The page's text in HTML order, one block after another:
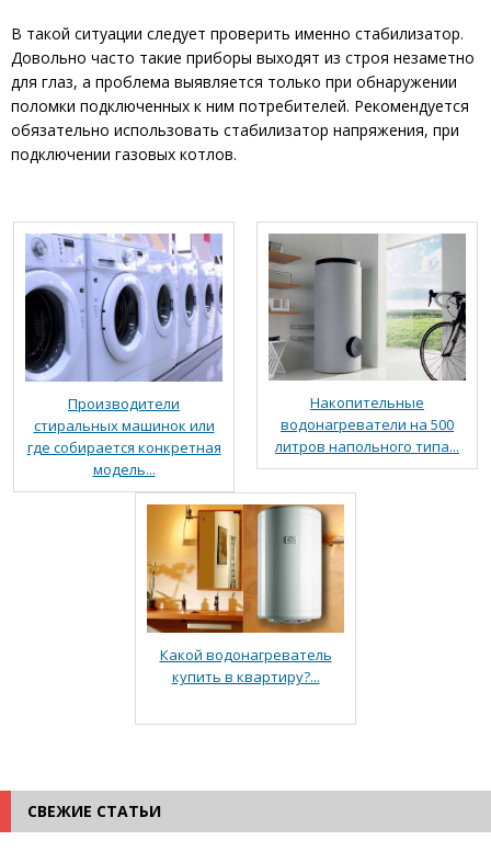
В такой ситуации следует проверить именно стабилизатор.
Довольно часто такие приборы выходят из строя незаметно
для глаз, а проблема выявляется только при обнаружении
поломки подключенных к ним потребителей. Рекомендуется
обязательно использовать стабилизатор напряжения, при
подключении газовых котлов.
Производители
стиральных машинок или
где собирается конкретная
модель...
Накопительные
водонагреватели на 500
литров напольного типа...
Какой водонагреватель
купить в квартиру?...
СВЕЖИЕ СТАТЬИ